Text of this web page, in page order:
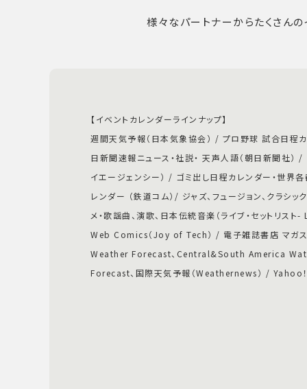
様々なパートナーからたくさん
【イベントカレンダーラインナップ】
週間天気予報（日本気象協会） / プロ野球 試合日程カ
日新聞速報ニュース・社説・ 天声人語（朝日新聞社）
イエージェンシー） / ゴミ出し日程カレンダー・世界
レンダー （鉄道コム）/ ジャズ、フュージョン、クラシッ
メ・歌謡曲、演歌、日本伝統音楽（ライブ・セットリ
Web Comics（Joy of Tech） / 電子雑誌書店 マガ
Weather Forecast、Central&South America
Forecast、国際天気予報（Weathernews） / Yahoo！